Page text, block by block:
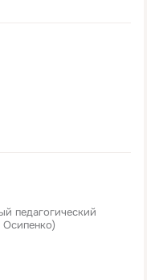
педагогический